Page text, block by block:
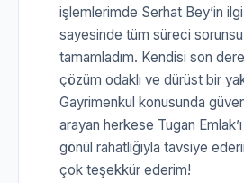
işlemlerimde Serhat Bey’in ilgi
sayesinde tüm süreci
tamamladım. Kendisi son
çözüm odaklı ve dürüst bir
Gayrimenkul konusunda
arayan herkese Tugan
gönül rahatlığıyla tavsiye
çok teşekkür ederim!